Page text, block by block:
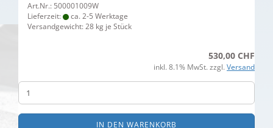
Art.Nr.: 500001009W
Lieferzeit:
ca. 2-5 Werktage
Versandgewicht:28 kg je Stück
530,00 CHF
inkl. 8.1% MwSt. zzgl. Versand
IN DEN WARENKORB